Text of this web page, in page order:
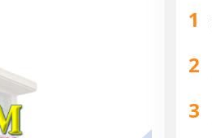
1
2
3